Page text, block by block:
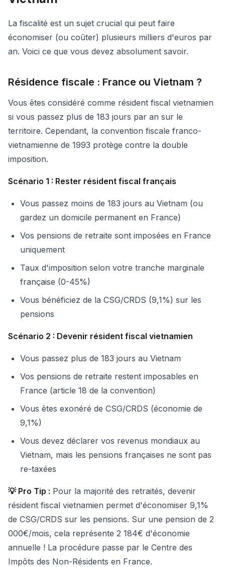
La fiscalité est un sujet crucial qui peut faire
économiser (ou coûter) plusieurs milliers d'euros par
an. Voici ce que vous devez absolument savoir.
Résidence fiscale : France ou Vietnam ?
Vous êtes considéré comme résident fiscal vietnamien
si vous passez plus de 183 jours par an sur le
territoire. Cependant, la convention fiscale franco-
vietnamienne de 1993 protège contre la double
imposition.
Scénario 1 : Rester résident fiscal français
Vous passez moins de 183 jours au Vietnam (ou
gardez un domicile permanent en France)
Vos pensions de retraite sont imposées en France
uniquement
Taux d'imposition selon votre tranche marginale
française (0-45%)
Vous bénéficiez de la CSG/CRDS (9,1%) sur les
pensions
Scénario 2 : Devenir résident fiscal vietnamien
Vous passez plus de 183 jours au Vietnam
Vos pensions de retraite restent imposables en
France (article 18 de la convention)
Vous êtes exonéré de CSG/CRDS (économie de
9,1%)
Vous devez déclarer vos revenus mondiaux au
Vietnam, mais les pensions françaises ne sont pas
re-taxées
💡 Pro Tip : Pour la majorité des retraités, devenir
résident fiscal vietnamien permet d'économiser 9,1%
de CSG/CRDS sur les pensions. Sur une pension de 2
000€/mois, cela représente 2 184€ d'économie
annuelle ! La procédure passe par le Centre des
Impôts des Non-Résidents en France.